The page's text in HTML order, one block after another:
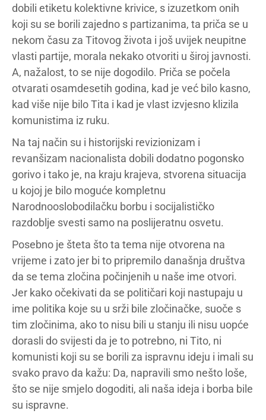
dobili etiketu kolektivne krivice, s izuzetkom onih
koji su se borili zajedno s partizanima, ta priča se u
nekom času za Titovog života i još uvijek neupitne
vlasti partije, morala nekako otvoriti u široj javnosti.
A, nažalost, to se nije dogodilo. Priča se počela
otvarati osamdesetih godina, kad je već bilo kasno,
kad više nije bilo Tita i kad je vlast izvjesno klizila
komunistima iz ruku.
Na taj način su i historijski revizionizam i
revanšizam nacionalista dobili dodatno pogonsko
gorivo i tako je, na kraju krajeva, stvorena situacija
u kojoj je bilo moguće kompletnu
Narodnooslobodilačku borbu i socijalističko
razdoblje svesti samo na poslijeratnu osvetu.
Posebno je šteta što ta tema nije otvorena na
vrijeme i zato jer bi to pripremilo današnja društva
da se tema zločina počinjenih u naše ime otvori.
Jer kako očekivati da se političari koji nastupaju u
ime politika koje su u srži bile zločinačke, suoče s
tim zločinima, ako to nisu bili u stanju ili nisu uopće
dorasli do svijesti da je to potrebno, ni Tito, ni
komunisti koji su se borili za ispravnu ideju i imali su
svako pravo da kažu: Da, napravili smo nešto loše,
što se nije smjelo dogoditi, ali naša ideja i borba bile
su ispravne.